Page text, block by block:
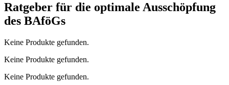
Ratgeber für die optimale Ausschöpfung
des BAföGs
Keine Produkte gefunden.
Keine Produkte gefunden.
Keine Produkte gefunden.